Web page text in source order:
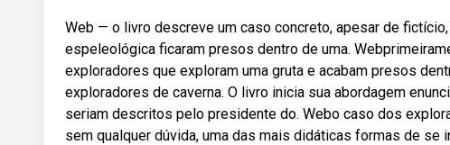
Web — o livro descreve um caso concreto, apesar de
espeleológica ficaram presos dentro de uma.
exploradores que exploram uma gruta e acabam presos
exploradores de caverna. O livro inicia sua abordagem
seriam descritos pelo presidente do. Webo caso dos
sem qualquer dúvida, uma das mais didáticas formas de se